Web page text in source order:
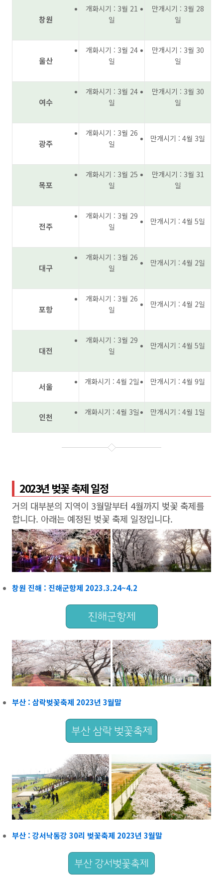
창원
개화시기 : 3월 21
일
만개시기 : 3월 28
일
울산
개화시기 : 3월 24
일
만개시기 : 3월 30
일
여수
개화시기 : 3월 24
일
만개시기 : 3월 30
일
광주
개화시기 : 3월 26
일
만개시기 : 4월 3일
목포
개화시기 : 3월 25
일
만개시기 : 3월 31
일
전주
개화시기 : 3월 29
일
만개시기 : 4월 5일
대구
개화시기 : 3월 26
일
만개시기 : 4월 2일
포항
개화시기 : 3월 26
일
만개시기 : 4월 2일
대전
개화시기 : 3월 29
일
만개시기 : 4월 5일
서울 개화시기 : 4월 2일 만개시기 : 4월 9일
인천 개화시기 : 4월 3일 만개시기 : 4월 1일
2023년 벚꽃 축제 일정
거의 대부분의 지역이 3월말부터 4월까지 벚꽃 축제를
합니다. 아래는 예정된 벚꽃 축제 일정입니다.
창원 진해 : 진해군항제 2023.3.24~4.2
부산 : 삼락벚꽃축제 2023년 3월말
부산 : 강서낙동강 30리 벚꽃축제 2023년 3월말